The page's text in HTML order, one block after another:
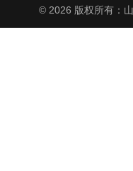
© 2026 版权所有：